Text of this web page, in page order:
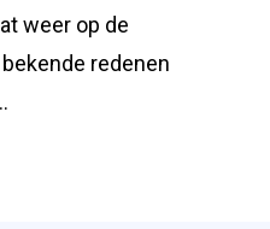
weer op de
redenen